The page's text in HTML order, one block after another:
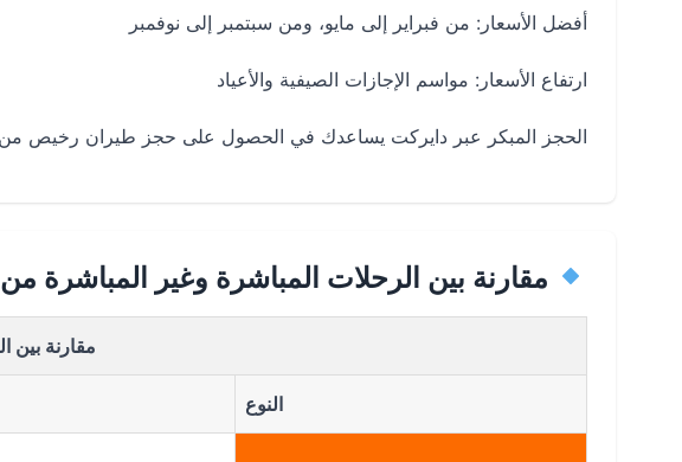
أفضل الأسعار: من فبراير إلى مايو، ومن سبتمبر إلى نوفمبر
ارتفاع الأسعار: مواسم الإجازات الصيفية والأعياد
الحجز المبكر عبر دايركت يساعدك في الحصول على حجز طيران رخيص من
مقارنة بين الرحلات المباشرة وغير المباشرة
مقارنة بين
النوع